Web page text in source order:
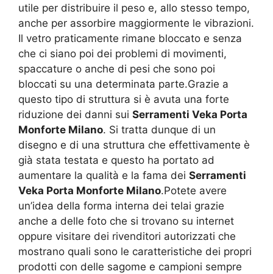
utile per distribuire il peso e, allo stesso tempo,
anche per assorbire maggiormente le vibrazioni.
Il vetro praticamente rimane bloccato e senza
che ci siano poi dei problemi di movimenti,
spaccature o anche di pesi che sono poi
bloccati su una determinata parte.Grazie a
questo tipo di struttura si è avuta una forte
riduzione dei danni sui Serramenti Veka Porta
Monforte Milano. Si tratta dunque di un
disegno e di una struttura che effettivamente è
già stata testata e questo ha portato ad
aumentare la qualità e la fama dei Serramenti
Veka Porta Monforte Milano.Potete avere
un’idea della forma interna dei telai grazie
anche a delle foto che si trovano su internet
oppure visitare dei rivenditori autorizzati che
mostrano quali sono le caratteristiche dei propri
prodotti con delle sagome e campioni sempre